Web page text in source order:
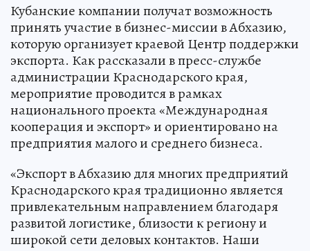
Кубанские компании получат возможность
принять участие в бизнес-миссии в Абхазию,
которую организует краевой Центр поддержки
экспорта. Как рассказали в пресс-службе
администрации Краснодарского края,
мероприятие проводится в рамках
национального проекта «Международная
кооперация и экспорт» и ориентировано на
предприятия малого и среднего бизнеса.
«Экспорт в Абхазию для многих предприятий
Краснодарского края традиционно является
привлекательным направлением благодаря
развитой логистике, близости к региону и
широкой сети деловых контактов. Наши